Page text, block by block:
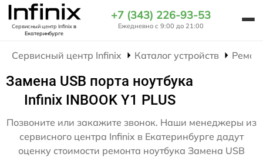
Сервисный центр Infinixв
Екатеринбурге
+7 (343) 226-93-53
Ежедневно с 9:00 до 21:00
Сервисный центр Infinix Каталог устройств
Замена USB порта ноутбука
Infinix INBOOK Y1 PLUS
Позвоните или закажите звонок. Наши менеджеры из
сервисного центра Infinix в Екатеринбурге дадут
оценку стоимости ремонта ноутбука Замена USB